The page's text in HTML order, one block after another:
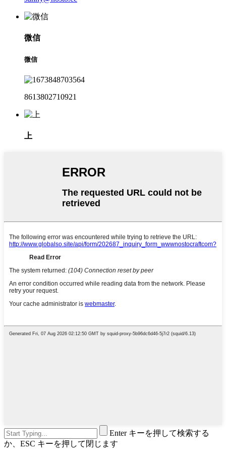
微信
微信
8613802710921
上
Enter キーを押して検索する
か、ESC キーを押して閉じます